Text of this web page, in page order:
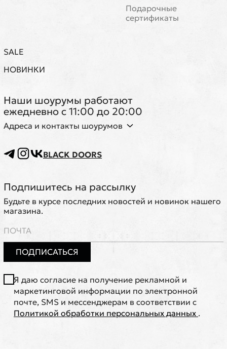
Подарочные
сертификаты
SALE
НОВИНКИ
Наши шоурумы работают
ежедневно с 11:00 до 20:00
Адреса и контакты шоурумов
BLACK DOORS
Подпишитесь на рассылку
Будьте в курсе последних новостей и новинок нашего
магазина.
ПОДПИСАТЬСЯ
Я даю согласие на получение рекламной и
маркетинговой информации по электронной
почте, SMS и мессенджерам в соответствии с
Политикой обработки персональных данных .